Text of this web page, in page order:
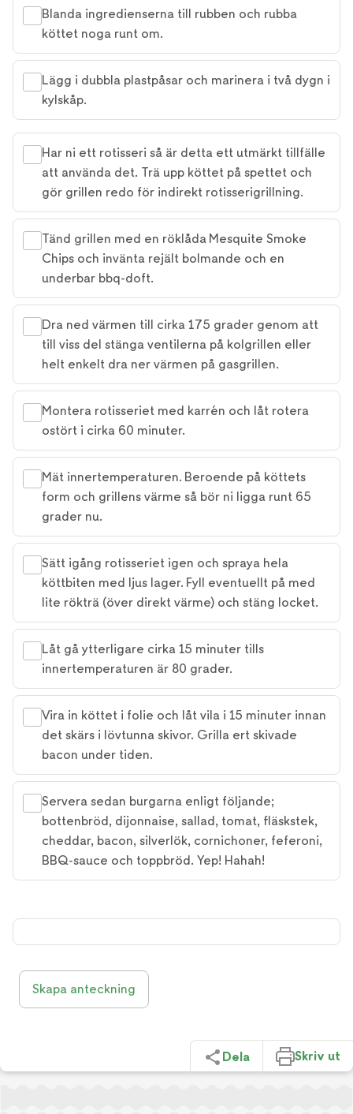
Blanda ingredienserna till rubben och rubba
köttet noga runt om.
Lägg i dubbla plastpåsar och marinera i två dygn i
kylskåp.
Har ni ett rotisseri så är detta ett utmärkt tillfälle
att använda det. Trä upp köttet på spettet och
gör grillen redo för indirekt rotisserigrillning.
Tänd grillen med en röklåda Mesquite Smoke
Chips och invänta rejält bolmande och en
underbar bbq-doft.
Dra ned värmen till cirka 175 grader genom att
till viss del stänga ventilerna på kolgrillen eller
helt enkelt dra ner värmen på gasgrillen.
Montera rotisseriet med karrén och låt rotera
ostört i cirka 60 minuter.
Mät innertemperaturen. Beroende på köttets
form och grillens värme så bör ni ligga runt 65
grader nu.
Sätt igång rotisseriet igen och spraya hela
köttbiten med ljus lager. Fyll eventuellt på med
lite rökträ (över direkt värme) och stäng locket.
Låt gå ytterligare cirka 15 minuter tills
innertemperaturen är 80 grader.
Vira in köttet i folie och låt vila i 15 minuter innan
det skärs i lövtunna skivor. Grilla ert skivade
bacon under tiden.
Servera sedan burgarna enligt följande;
bottenbröd, dijonnaise, sallad, tomat, fläskstek,
cheddar, bacon, silverlök, cornichoner, feferoni,
BBQ-sauce och toppbröd. Yep! Hahah!
Skapa anteckning
Dela Skriv ut